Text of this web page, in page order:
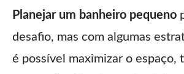
Planejar um banheiro pequeno
desafio, mas com algumas
é possível maximizar o espaço,